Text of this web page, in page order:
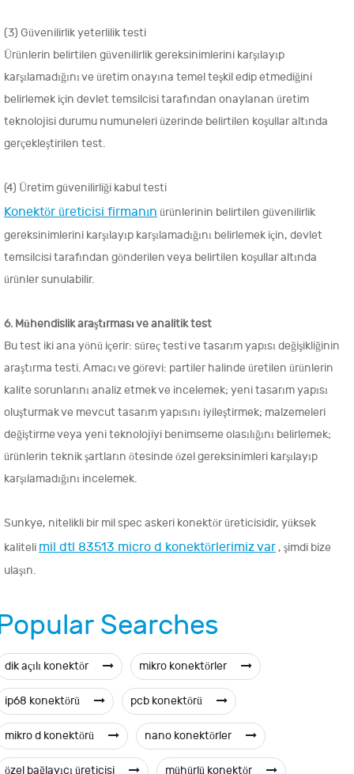
(3) Güvenilirlik yeterlilik testi
Ürünlerin belirtilen güvenilirlik gereksinimlerini karşılayıp
karşılamadığını ve üretim onayına temel teşkil edip etmediğini
belirlemek için devlet temsilcisi tarafından onaylanan üretim
teknolojisi durumu numuneleri üzerinde belirtilen koşullar altında
gerçekleştirilen test.
(4) Üretim güvenilirliği kabul testi
Konektör üreticisi firmanın ürünlerinin belirtilen güvenilirlik
gereksinimlerini karşılayıp karşılamadığını belirlemek için, devlet
temsilcisi tarafından gönderilen veya belirtilen koşullar altında
ürünler sunulabilir.
6. Mühendislik araştırması ve analitik test
Bu test iki ana yönü içerir: süreç testi ve tasarım yapısı değişikliğinin
araştırma testi. Amacı ve görevi: partiler halinde üretilen ürünlerin
kalite sorunlarını analiz etmek ve incelemek; yeni tasarım yapısı
oluşturmak ve mevcut tasarım yapısını iyileştirmek; malzemeleri
değiştirme veya yeni teknolojiyi benimseme olasılığını belirlemek;
ürünlerin teknik şartların ötesinde özel gereksinimleri karşılayıp
karşılamadığını incelemek.
Sunkye, nitelikli bir mil spec askeri konektör üreticisidir, yüksek
kaliteli mil dtl 83513 micro d konektörlerimiz var, şimdi bize
ulaşın.
Searches
dik açılı konektör mikro konektörler
ip68 konektörü pcb konektörü
mikro d konektörü nano konektörler
özel bağlayıcı üreticisi mühürlü konektör